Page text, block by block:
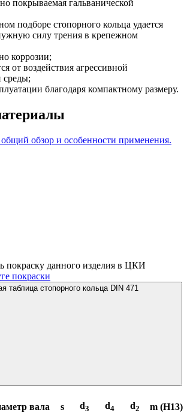
покрываемая гальванической
подборе стопорного кольца удается
силу трения в крепежном
коррозии;
от воздействия агрессивной
благодаря компактному размеру.
обзор и особенности применения.
покраску данного изделия в ЦКИ
покраски
таблица стопорного кольца DIN 471
вала s d3 d4 d2 m (H13)